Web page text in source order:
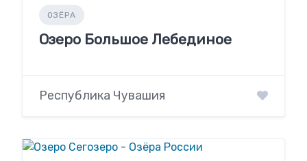
ОЗЁРА
Озеро Большое Лебединое
Республика Чувашия